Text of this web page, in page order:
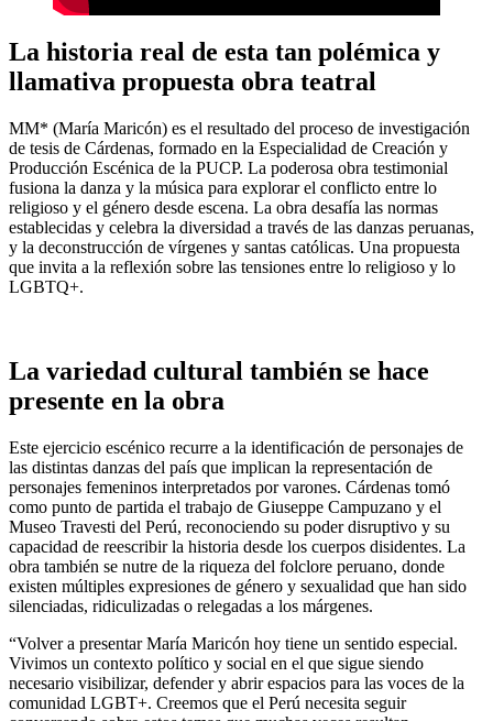
La historia real de esta tan polémica y
llamativa propuesta obra teatral
MM* (María Maricón) es el resultado del proceso de investigación
de tesis de Cárdenas, formado en la Especialidad de Creación y
Producción Escénica de la PUCP. La poderosa obra testimonial
fusiona la danza y la música para explorar el conflicto entre lo
religioso y el género desde escena. La obra desafía las normas
establecidas y celebra la diversidad a través de las danzas peruanas,
y la deconstrucción de vírgenes y santas católicas. Una propuesta
que invita a la reflexión sobre las tensiones entre lo religioso y lo
LGBTQ+.
La variedad cultural también se hace
presente en la obra
Este ejercicio escénico recurre a la identificación de personajes de
las distintas danzas del país que implican la representación de
personajes femeninos interpretados por varones. Cárdenas tomó
como punto de partida el trabajo de Giuseppe Campuzano y el
Museo Travesti del Perú, reconociendo su poder disruptivo y su
capacidad de reescribir la historia desde los cuerpos disidentes. La
obra también se nutre de la riqueza del folclore peruano, donde
existen múltiples expresiones de género y sexualidad que han sido
silenciadas, ridiculizadas o relegadas a los márgenes.
“Volver a presentar María Maricón hoy tiene un sentido especial.
Vivimos un contexto político y social en el que sigue siendo
necesario visibilizar, defender y abrir espacios para las voces de la
comunidad LGBT+. Creemos que el Perú necesita seguir